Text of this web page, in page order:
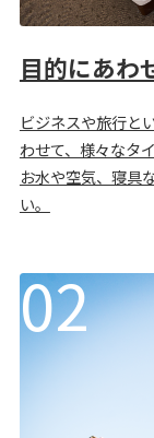
目的にあわ
ビジネスや旅行と
わせて、様々なタ
お水や空気、寝具
い。